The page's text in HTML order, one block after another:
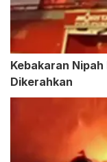
Kebakaran
Dikerahkan